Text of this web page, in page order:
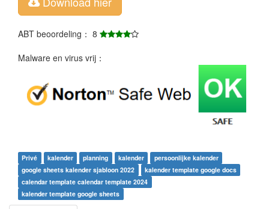
ABT beoordeling： 8
Malware en virus vrij：
Privé kalender planning kalender
persoonlijke kalender
google sheets kalender sjabloon 2022
kalender template google docs
calendar template calendar template 2024
kalender template google sheets